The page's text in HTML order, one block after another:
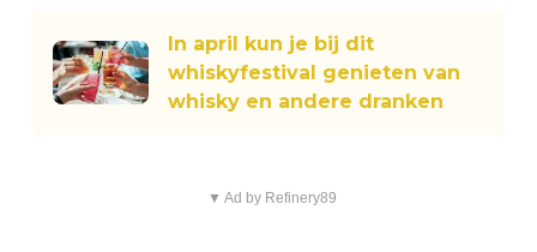
In april kun je bij dit
whiskyfestival genieten van
whisky en andere dranken
▼ Ad by Refinery89